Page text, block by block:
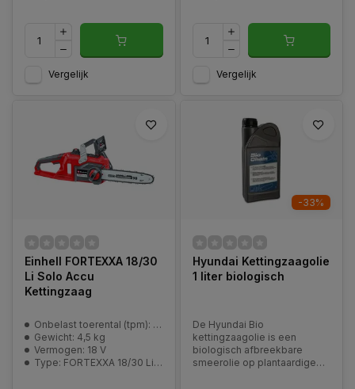
Vergelijk Vergelijk
Einhell FORTEXXA 18/30
Li Solo Accu
Kettingzaag
Onbelast toerental (tpm): Stand 1: 3500 min^-1 & Stand 2: 4500 min^-1
Gewicht: 4,5 kg
Vermogen: 18 V
Type: FORTEXXA 18/30 Li Solo
-33%
Hyundai Kettingzaagolie
1 liter biologisch
De Hyundai Bio
kettingzaagolie is een
biologisch afbreekbare
smeerolie op plantaardige